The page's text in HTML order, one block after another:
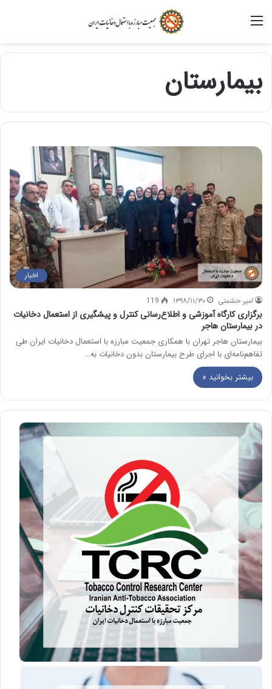
بیمارستان
اخبار
امیر حشمتی ۱۳۹۸/۱۱/۳۰ 119
برگزاری کارگاه آموزشی و اطلاع‌رسانی کنترل و پیشگیری از استعمال دخانیات
در بیمارستان هاجر
بیمارستان هاجر تهران با همکاری جمعیت مبارزه با استعمال دخانیات ایران طی
تفاهم‌نامه‌ای با اجرای طرح بیمارستان بدون دخانیات به…
بیشتر بخوانید »